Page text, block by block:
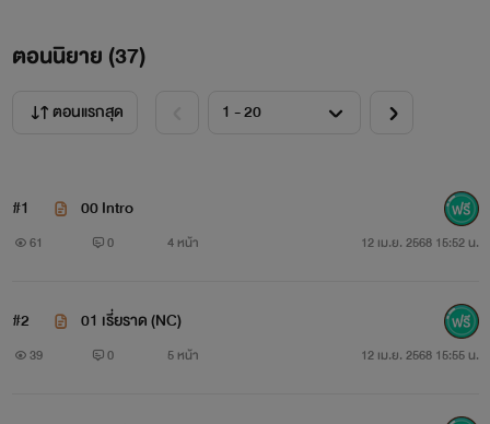
ตอนนิยาย (37)
ตอนแรกสุด
#1 00 Intro
61 0 4 หน้า 12 เม.ย. 2568 15:52 น.
#2 01 เรี่ยราด (NC)
39 0 5 หน้า 12 เม.ย. 2568 15:55 น.